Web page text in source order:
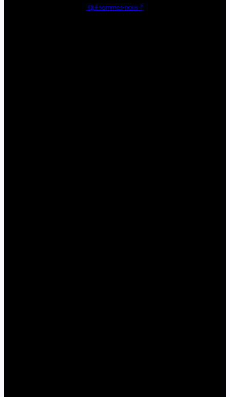
Qui sommes-nous ?